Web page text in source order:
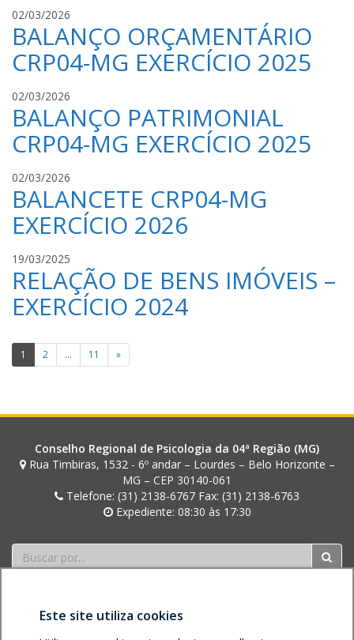
O
R
N
O
02/03/2026
S
S
S
R
N
O
BALANÇO ORÇAMENTÁRIO
CRP04-MG EXERCÍCIO 2025
02/03/2026
S
S
S
R
I
N
O
BALANÇO PATRIMONIAL
CRP04-MG EXERCÍCIO 2025
02/03/2026
S
S
S
R
I
N
BALANCETE CRP04-MG
EXERCÍCIO 2026
19/03/2025
S
S
S
B
R
H
RELAÇÃO DE BENS IMÓVEIS –
EXERCÍCIO 2024
Paginação
posts
1 2 … 11 »
Conselho Regional de Psicologia da 04ª Região (MG)
Rua Timbiras, 1532 - 6º andar – Lourdes – Belo Horizonte –
MG – CEP 30140-061
Telefone: (31) 2138-6767 Fax: (31) 2138-6763
Expediente: 08:30 às 17:30
Buscar
Este site utiliza cookies